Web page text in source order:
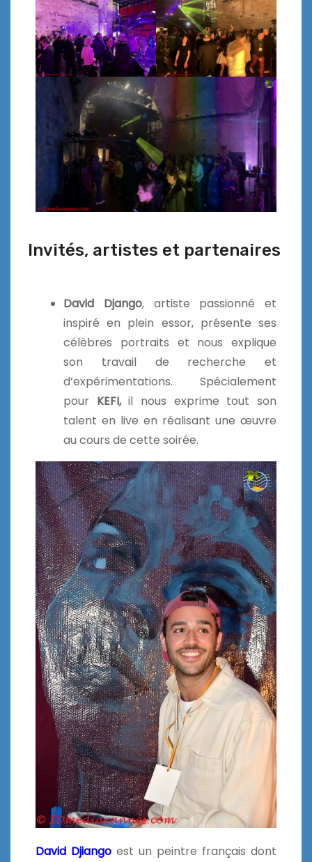
Invités, artistes et partenaires
David Django, artiste passionné et
inspiré en plein essor, présente ses
célèbres portraits et nous explique
son travail de recherche et
d’expérimentations. Spécialement
pour KEFI,il nous exprime tout son
talent en live en réalisant une œuvre
au cours de cette soirée.
David Djiango est un peintre français dont